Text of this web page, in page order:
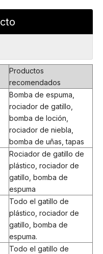
Productos
recomendados
Bomba de espuma,
rociador de gatillo,
bomba de loción,
rociador de niebla,
bomba de uñas, tapas
Rociador de gatillo de
plástico, rociador de
gatillo, bomba de
espuma
Todo el gatillo de
plástico, rociador de
gatillo, bomba de
espuma.
Todo el gatillo de